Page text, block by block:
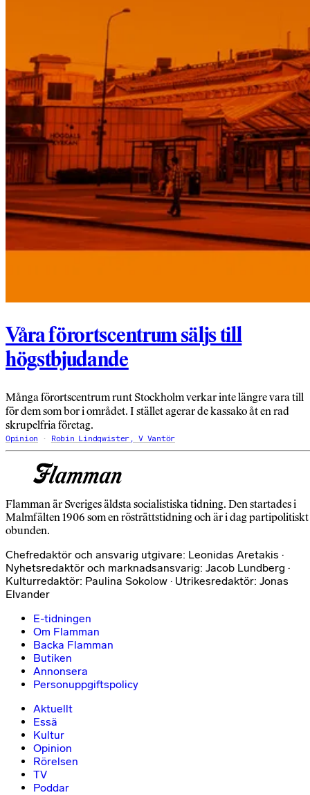
Våra förortscentrum säljs till
högstbjudande
Många förortscentrum runt Stockholm verkar inte längre vara till
för dem som bor i området. I stället agerar de kassako åt en rad
skrupelfria företag.
Opinion Robin Lindqwister, V Vantör
Flamman är Sveriges äldsta socialistiska tidning. Den startades i
Malmfälten 1906 som en rösträttstidning och är i dag partipolitiskt
obunden.
Chefredaktör och ansvarig utgivare: Leonidas Aretakis ·
Nyhetsredaktör och marknadsansvarig: Jacob Lundberg ·
Kulturredaktör: Paulina Sokolow · Utrikesredaktör: Jonas
Elvander
E-tidningen
Om Flamman
Backa Flamman
Butiken
Annonsera
Personuppgiftspolicy
Aktuellt
Essä
Kultur
Opinion
Rörelsen
TV
Poddar